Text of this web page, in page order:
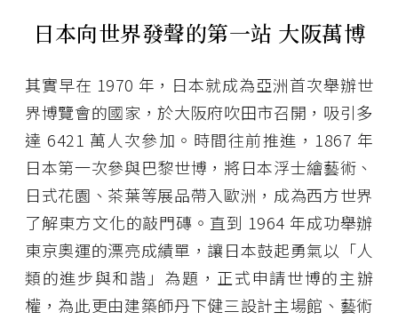
日本向世界發聲的第一站 大阪萬博
其實早在 1970 年，日本就成為亞洲首次舉辦世
界博覽會的國家，於大阪府吹田市召開，吸引多
達 6421 萬人次參加。時間往前推進，1867 年
日本第一次參與巴黎世博，將日本浮士繪藝術、
日式花園、茶葉等展品帶入歐洲，成為西方世界
了解東方文化的敲門磚。直到 1964 年成功舉辦
東京奧運的漂亮成績單，讓日本鼓起勇氣以「人
類的進步與和諧」為題，正式申請世博的主辦
權，為此更由建築師丹下健三設計主場館、藝術